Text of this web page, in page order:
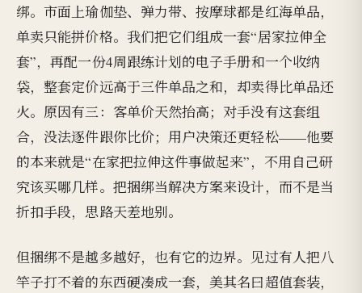
绑。市面上瑜伽垫、弹力带、按摩球都是红海单品，
单卖只能拼价格。我们把它们组成一套“居家拉伸全
套”，再配一份4周跟练计划的电子手册和一个收纳
袋，整套定价远高于三件单品之和，却卖得比单品还
火。原因有三：客单价天然抬高；对手没有这套组
合，没法逐件跟你比价；用户决策还更轻松——他要
的本来就是“在家把拉伸这件事做起来”，不用自己研
究该买哪几样。把捆绑当解决方案来设计，而不是当
折扣手段，思路天差地别。
但捆绑不是越多越好，也有它的边界。见过有人把八
竿子打不着的东西硬凑成一套，美其名曰超值套装，